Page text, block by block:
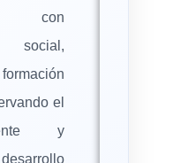
con
social,
el
y